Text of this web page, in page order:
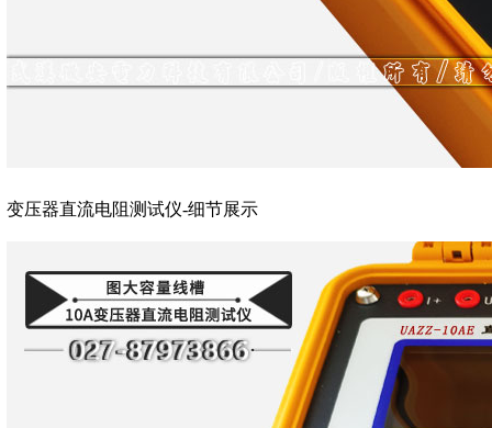
变压器直流电阻测试仪-细节展示